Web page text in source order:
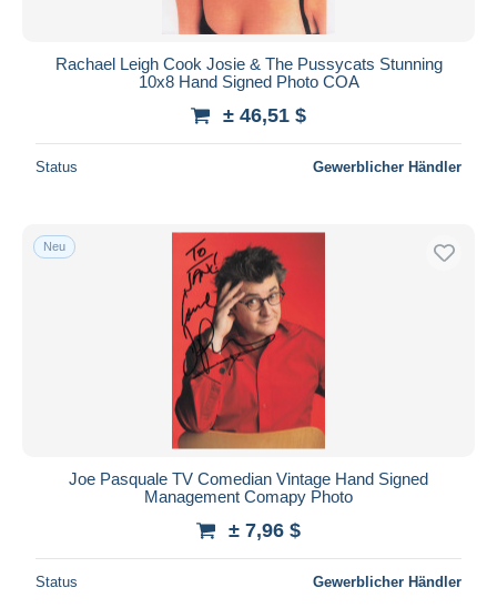
Rachael Leigh Cook Josie & The Pussycats Stunning
10x8 Hand Signed Photo COA
± 46,51 $
Status Gewerblicher Händler
Neu
Joe Pasquale TV Comedian Vintage Hand Signed
Management Comapy Photo
± 7,96 $
Status Gewerblicher Händler